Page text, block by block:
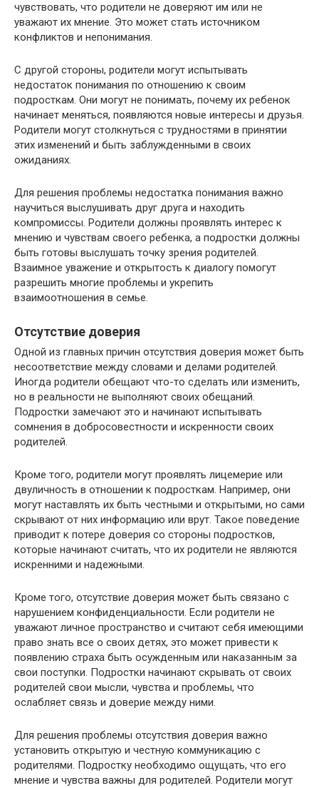
чувствовать, что родители не доверяют им или не
уважают их мнение. Это может стать источником
конфликтов и непонимания.
С другой стороны, родители могут испытывать
недостаток понимания по отношению к своим
подросткам. Они могут не понимать, почему их ребенок
начинает меняться, появляются новые интересы и друзья.
Родители могут столкнуться с трудностями в принятии
этих изменений и быть заблужденными в своих
ожиданиях.
Для решения проблемы недостатка понимания важно
научиться выслушивать друг друга и находить
компромиссы. Родители должны проявлять интерес к
мнению и чувствам своего ребенка, а подростки должны
быть готовы выслушать точку зрения родителей.
Взаимное уважение и открытость к диалогу помогут
разрешить многие проблемы и укрепить
взаимоотношения в семье.
Отсутствие доверия
Одной из главных причин отсутствия доверия может быть
несоответствие между словами и делами родителей.
Иногда родители обещают что-то сделать или изменить,
но в реальности не выполняют своих обещаний.
Подростки замечают это и начинают испытывать
сомнения в добросовестности и искренности своих
родителей.
Кроме того, родители могут проявлять лицемерие или
двуличность в отношении к подросткам. Например, они
могут наставлять их быть честными и открытыми, но сами
скрывают от них информацию или врут. Такое поведение
приводит к потере доверия со стороны подростков,
которые начинают считать, что их родители не являются
искренними и надежными.
Кроме того, отсутствие доверия может быть связано с
нарушением конфиденциальности. Если родители не
уважают личное пространство и считают себя имеющими
право знать все о своих детях, это может привести к
появлению страха быть осужденным или наказанным за
свои поступки. Подростки начинают скрывать от своих
родителей свои мысли, чувства и проблемы, что
ослабляет связь и доверие между ними.
Для решения проблемы отсутствия доверия важно
установить открытую и честную коммуникацию с
родителями. Подростку необходимо ощущать, что его
мнение и чувства важны для родителей. Родители могут